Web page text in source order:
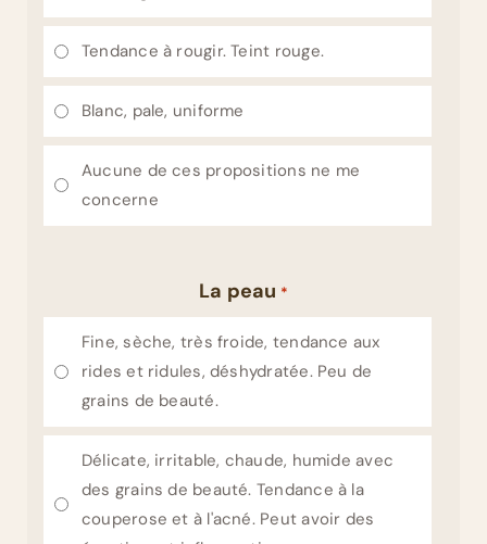
Tendance à rougir. Teint rouge.
Blanc, pale, uniforme
Aucune de ces propositions ne me
concerne
La peau *
Fine, sèche, très froide, tendance aux
rides et ridules, déshydratée. Peu de
grains de beauté.
Délicate, irritable, chaude, humide avec
des grains de beauté. Tendance à la
couperose et à l'acné. Peut avoir des